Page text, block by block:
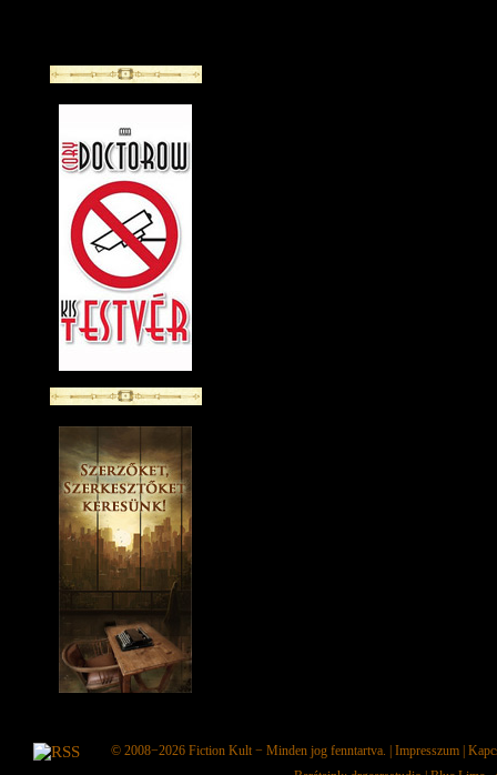
© 2008−2026 Fiction Kult − Minden jog fenntartva. | Impresszum